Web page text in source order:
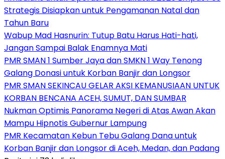
Strategis Disiapkan untuk Pengamanan Natal dan
Tahun Baru
Wabup Mad Hasnurin: Tutup Batu Harus Hati-hati,
Jangan Sampai Balak Enamnya Mati
PMR SMAN 1 Sumber Jaya dan SMKN 1 Way Tenong
Galang Donasi untuk Korban Banjir dan Longsor
PMR SMAN SEKINCAU GELAR AKSI KEMANUSIAAN UNTUK
KORBAN BENCANA ACEH, SUMUT, DAN SUMBAR
Nukman Optimis Panorama Negeri di Atas Awan Akan
Mampu Hipnotis Gubernur Lampung
PMR Kecamatan Kebun Tebu Galang Dana untuk
Korban Banjir dan Longsor di Aceh, Medan, dan Padang